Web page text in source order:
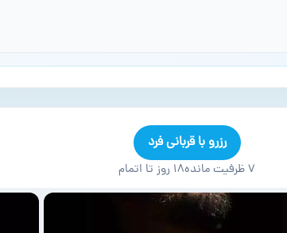
رزرو با قربانی فرد
۷ ظرفیت مانده ۱۸ روز تا اتمام